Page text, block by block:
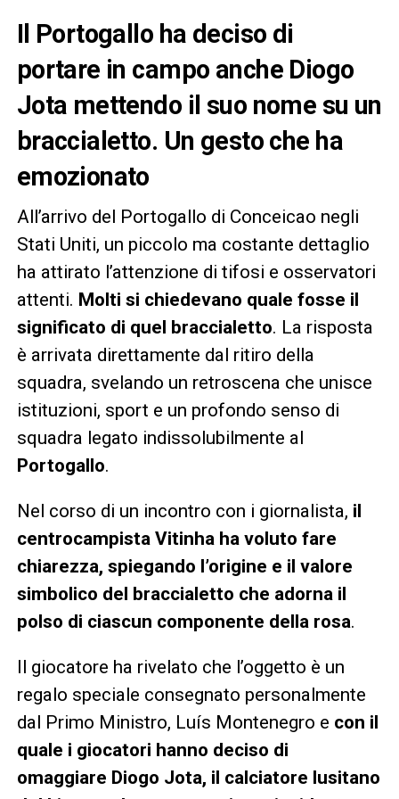
Il Portogallo ha deciso di
portare in campo anche Diogo
Jota mettendo il suo nome su un
braccialetto. Un gesto che ha
emozionato
All’arrivo del Portogallo di Conceicao negli
Stati Uniti, un piccolo ma costante dettaglio
ha attirato l’attenzione di tifosi e osservatori
attenti. Molti si chiedevano quale fosse il
significato di quel braccialetto. La risposta
è arrivata direttamente dal ritiro della
squadra, svelando un retroscena che unisce
istituzioni, sport e un profondo senso di
squadra legato indissolubilmente al
Portogallo.
Nel corso di un incontro con i giornalista, il
centrocampista Vitinha ha voluto fare
chiarezza, spiegando l’origine e il valore
simbolico del braccialetto che adorna il
polso di ciascun componente della rosa.
Il giocatore ha rivelato che l’oggetto è un
regalo speciale consegnato personalmente
dal Primo Ministro, Luís Montenegro e con il
quale i giocatori hanno deciso di
omaggiare Diogo Jota, il calciatore lusitano